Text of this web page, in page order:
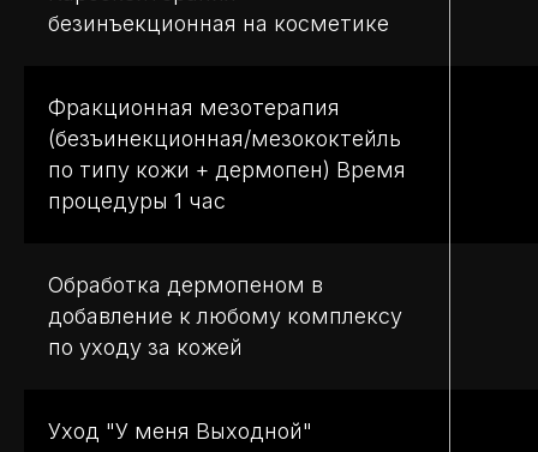
безинъекционная на косметике
Фракционная мезотерапия
(безъинекционная/мезококтейль
по типу кожи + дермопен) Время
процедуры 1 час
Обработка дермопеном в
добавление к любому комплексу
по уходу за кожей
Уход "У меня Выходной"